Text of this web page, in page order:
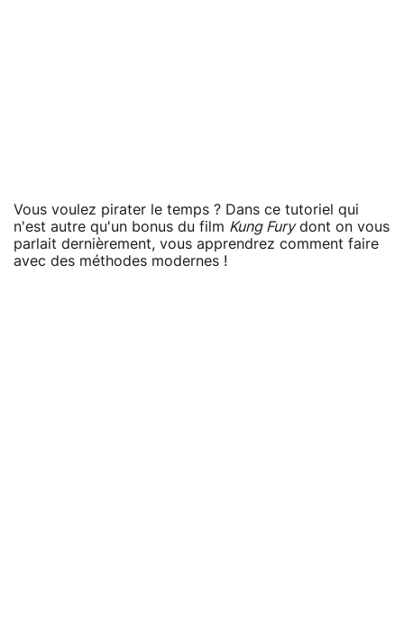
Vous voulez pirater le temps ? Dans ce tutoriel qui
n'est autre qu'un bonus du film Kung Furydont on vous
parlait dernièrement, vous apprendrez comment faire
avec des méthodes modernes !